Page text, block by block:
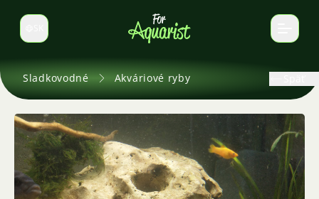
Prepnúť jazyk
Sladkovodné Akváriové ryby